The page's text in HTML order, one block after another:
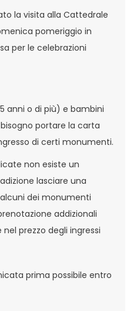
la visita alla Cattedrale
pomeriggio in
per le celebrazioni
anni o di più) e bambini
portare la carta
di certi monumenti.
non esiste un
lasciare una
dei monumenti
addizionali
prezzo degli ingressi
prima possibile entro